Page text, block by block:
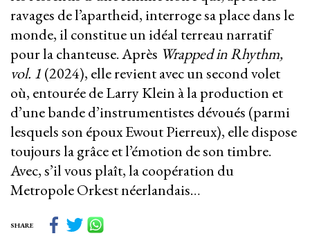
ravages de l’apartheid, interroge sa place dans le
monde, il constitue un idéal terreau narratif
pour la chanteuse. Après Wrapped in Rhythm,
vol. 1 (2024), elle revient avec un second volet
où, entourée de Larry Klein à la production et
d’une bande d’instrumentistes dévoués (parmi
lesquels son époux Ewout Pierreux), elle dispose
toujours la grâce et l’émotion de son timbre.
Avec, s’il vous plaît, la coopération du
Metropole Orkest néerlandais…
SHARE